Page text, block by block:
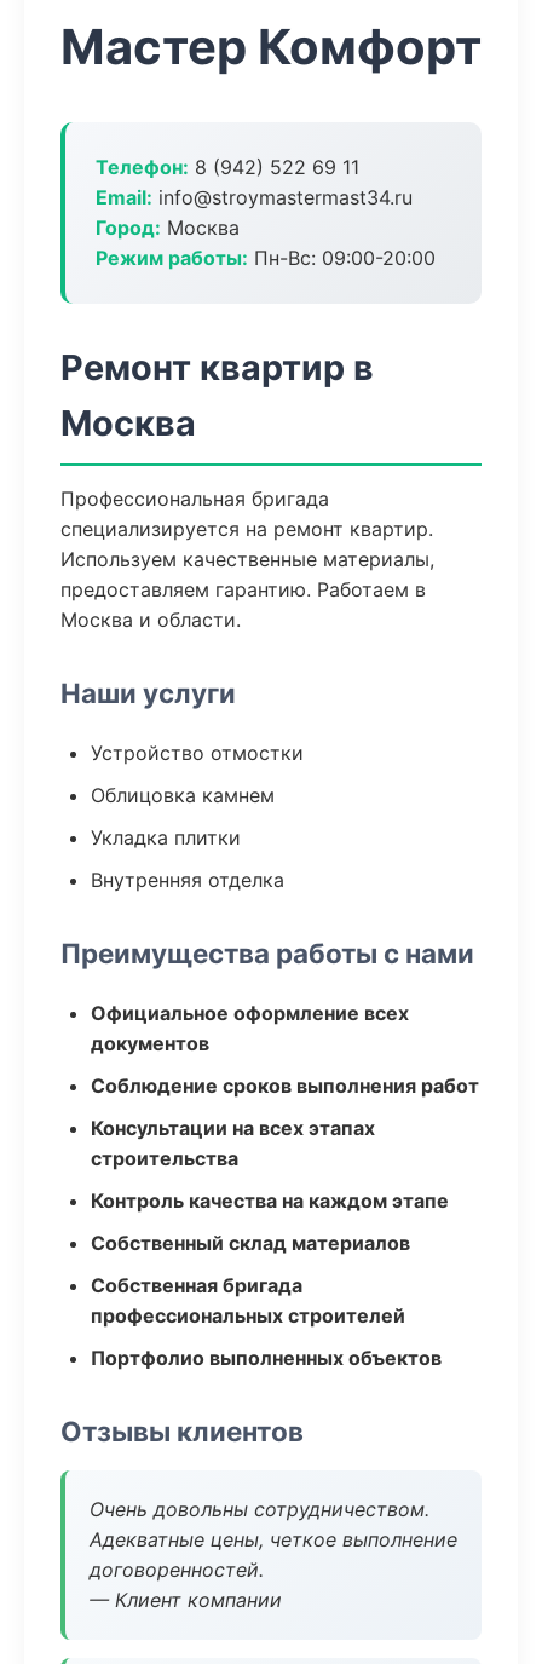
Мастер Комфорт
Телефон: 8 (942) 522 69 11
Email: info@stroymastermast34.ru
Город: Москва
Режим работы: Пн-Вс: 09:00-20:00
Ремонт квартир в
Москва
Профессиональная бригада
специализируется на ремонт квартир.
Используем качественные материалы,
предоставляем гарантию. Работаем в
Москва и области.
Наши услуги
Устройство отмостки
Облицовка камнем
Укладка плитки
Внутренняя отделка
Преимущества работы с нами
Официальное оформление всех
документов
Соблюдение сроков выполнения работ
Консультации на всех этапах
строительства
Контроль качества на каждом этапе
Собственный склад материалов
Собственная бригада
профессиональных строителей
Портфолио выполненных объектов
Отзывы клиентов
Очень довольны сотрудничеством.
Адекватные цены, четкое выполнение
договоренностей.
— Клиент компании